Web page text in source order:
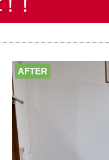
！
AFTER